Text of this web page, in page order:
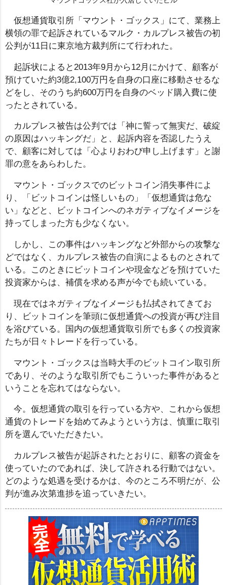
仮想通貨取引所「マウント・ゴックス」にて、業務上
横領の罪で起訴されているマルク・カルプレス被告の初
公判が11日に東京地方裁判所にて行われた。
起訴状によると2013年9月から12月にかけて、顧客が
預けていた約3億2,100万円を自身の口座に移動させるな
どをし、そのうち約600万円を自身のベッド購入費に使
ったとされている。
カルプレス被告は公判では「神に誓って無実だ、破綻
の原因はハッキングだ」と、起訴内容を否認したうえ
で、顧客に対しては「心よりおわび申し上げます」と謝
罪の意をあらわした。
マウント・ゴックスでのビットコイン消失事件によ
り、「ビットコインは怪しいもの」「仮想通貨は危な
い」などと、ビットコインへのネガティブなイメージを
持ってしまった方も少なくない。
しかし、この事件はハッキングなど外部からの攻撃な
どではなく、カルプレス被告の自演によるものとされて
いる。このときにビットコインや現金などを預けていた
投資家からは、補償を求める声が今でも続いている。
現在ではネガティブなイメージも払拭されてきてお
り、ビットコインを筆頭に仮想通貨への投資が再び注目
を浴びている。国内の仮想通貨取引所でも多くの投資家
たちが日々トレードを行っている。
マウント・ゴックスは当時大手のビットコイン取引所
であり、そのような取引所でもこういった事件があると
いうことを忘れてはならない。
今。仮想通貨の取引を行っている方や、これから仮想
通貨のトレードを始めてみようという方は、慎重に取引
所を選んでいただきたい。
カルプレス被告が起訴されたとおりに、顧客の資金を
使っていたのであれば、決して許される行動ではない。
どのような処遇を受けるかは、今のところ不明だが、公
判が進み次第進捗を追っていきたい。